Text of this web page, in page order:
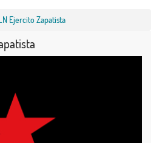
Ejercito Zapatista